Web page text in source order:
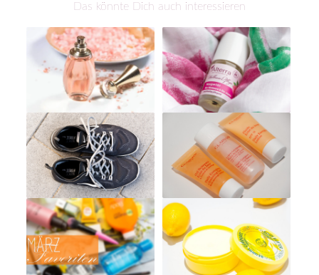
Das könnte Dich auch interessieren